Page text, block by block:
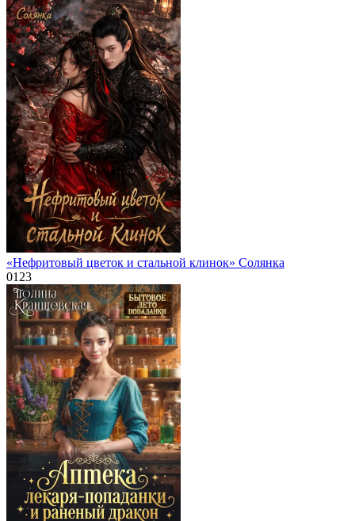
«Нефритовый цветок и стальной клинок» Солянка
0123